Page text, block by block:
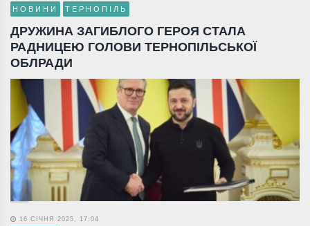
НОВИНИ ТЕРНОПІЛЬ
ДРУЖИНА ЗАГИБЛОГО ГЕРОЯ СТАЛА
РАДНИЦЕЮ ГОЛОВИ ТЕРНОПІЛЬСЬКОЇ
ОБЛРАДИ
16 СІЧНЯ 2025, 17:04